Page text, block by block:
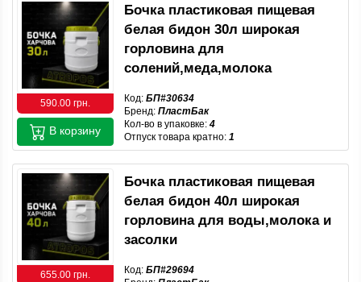
590.00 грн.
Бочка пластиковая пищевая
белая бидон 30л широкая
горловина для
солений,меда,молока
Код: БП#30634
Бренд: ПластБак
Кол-во в упаковке: 4
Отпуск товара кратно: 1
В корзину
655.00 грн.
Бочка пластиковая пищевая
белая бидон 40л широкая
горловина для воды,молока и
засолки
Код: БП#29694